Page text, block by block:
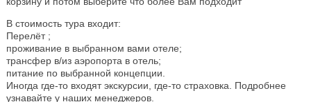
В стоимость тура входит:
Перелёт ;
проживание в выбранном вами отеле;
трансфер в/из аэропорта в отель;
питание по выбранной концепции.
Иногда где-то входят экскурсии, где-то страховка. Подробнее
узнавайте у наших менеджеров.